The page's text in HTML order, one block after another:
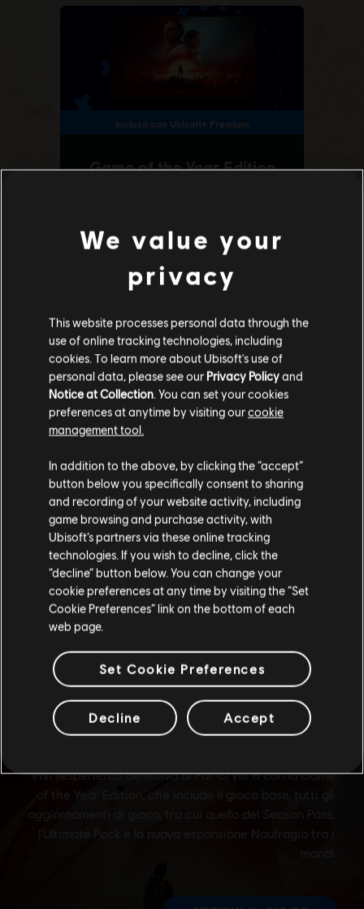
Vai al tuo store locale in modo da poter fare
acquisti.
Rimani sullo store attuale
Portami allo store locale
We value your
privacy
This website processes personal data through the
use of online tracking technologies, including
cookies. To learn more about Ubisoft's use of
personal data, please see our Privacy Policyand
Notice at Collection . You can set your cookies
preferences at anytime by visiting ourcookie
management tool.
In addition to the above, by clicking the “accept”
button below you specifically consent to sharing
and recording of your website activity, including
game browsing and purchase activity, with
Ubisoft’s partners via these online tracking
technologies. If you wish to decline, click the
“decline” button below. You can change your
cookie preferences at any time by visiting the “Set
Cookie Preferences” link on the bottom of each
web page.
Set Cookie Preferences
Decline Accept